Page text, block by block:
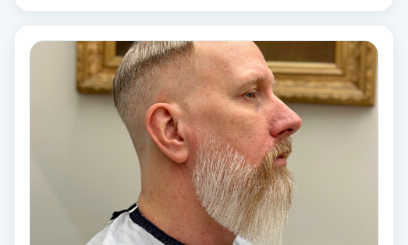
Lymfmassage
Läpptatuering
Manikyr & Pedikyr